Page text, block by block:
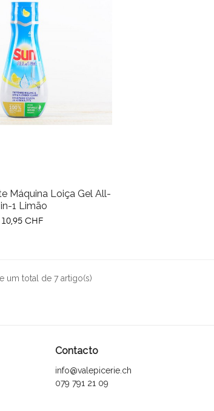
Máquina Loiça Gel All-
in-1 Limão
Preço
10,95 CHF
um total de 7 artigo(s)
Contacto
info@valepicerie.ch
079 791 21 09